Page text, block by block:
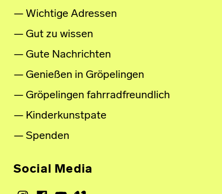
Wichtige Adressen
Gut zu wissen
Gute Nachrichten
Genießen in Gröpelingen
Gröpelingen fahrradfreundlich
Kinderkunstpate
Spenden
Social Media
Instagram
Facebook
Youtube
Vimeo